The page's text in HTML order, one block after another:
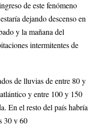
de este fenómeno
dejando descenso en
y la mañana del
intermitentes de
de lluvias de entre 80 y
y entre 100 y 150
En el resto del país habría
30 y 60